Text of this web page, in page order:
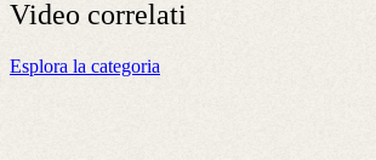
Video correlati
Esplora la categoria